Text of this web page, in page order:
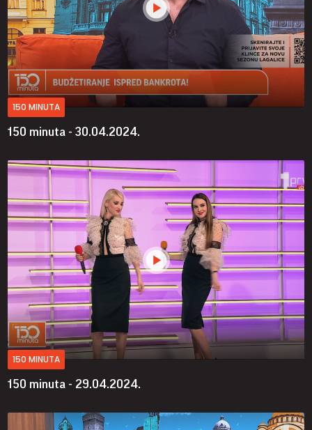
150 MINUTA
150 minuta - 30.04.2024.
150 MINUTA
150 minuta - 29.04.2024.